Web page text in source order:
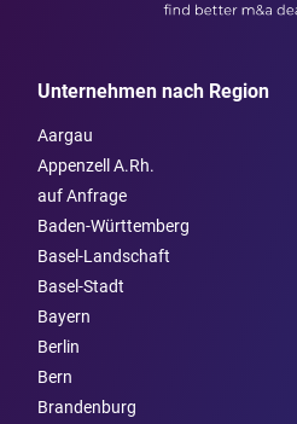
Unternehmen nach Region
Aargau
Appenzell A.Rh.
auf Anfrage
Baden-Württemberg
Basel-Landschaft
Basel-Stadt
Bayern
Berlin
Bern
Brandenburg